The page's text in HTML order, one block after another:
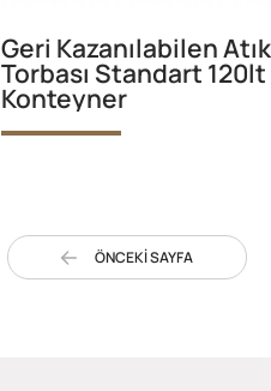
Geri Kazanılabilen Atık
Torbası Standart 120lt
Konteyner
ÖNCEKİ SAYFA